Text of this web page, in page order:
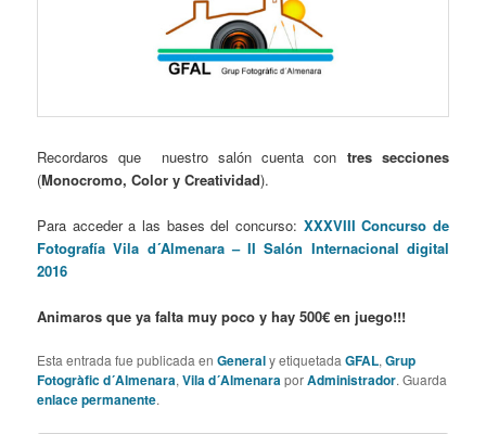
Recordaros que nuestro salón cuenta con tres secciones
(Monocromo, Color y Creatividad).
Para acceder a las bases del concurso: XXXVIII Concurso de
Fotografía Vila d´Almenara – II Salón Internacional digital
2016
Animaros que ya falta muy poco y hay 500€ en juego!!!
Esta entrada fue publicada enGeneraly etiquetadaGFAL,Grup
Fotogràfic d´Almenara,Vila d´AlmenaraporAdministrador. Guarda
enlace permanente.